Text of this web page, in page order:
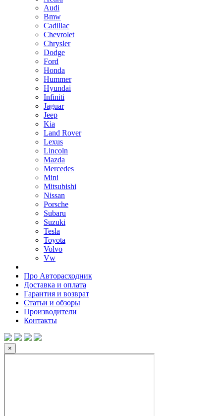
Audi
Bmw
Cadillac
Chevrolet
Chrysler
Dodge
Ford
Honda
Hummer
Hyundai
Infiniti
Jaguar
Jeep
Kia
Land Rover
Lexus
Lincoln
Mazda
Mercedes
Mini
Mitsubishi
Nissan
Porsche
Subaru
Suzuki
Tesla
Toyota
Volvo
Vw
Про Авторасходник
Доставка и оплата
Гарантия и возврат
Статьи и обзоры
Производители
Контакты
×